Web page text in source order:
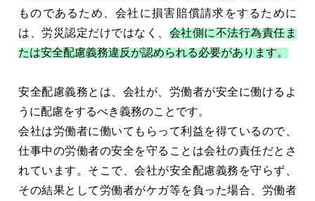
ものであるため、会社に損害賠償請求をするために
は、労災認定だけではなく、 会社側に不法行為責任ま
たは安全配慮義務違反が認められる必要があります。
安全配慮義務とは、会社が、労働者が安全に働けるよ
うに配慮をするべき義務のことです。
会社は労働者に働いてもらって利益を得ているので、
仕事中の労働者の安全を守ることは会社の責任だとさ
れています。そこで、会社が安全配慮義務を守らず、
その結果として労働者がケガ等を負った場合、労働者